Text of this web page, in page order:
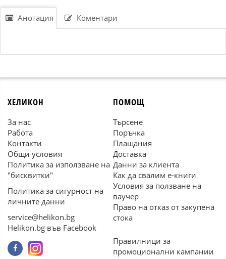
Анотация Коментари
ХЕЛИКОН
За нас
Работа
Контакти
Общи условия
Политика за използване на
"бисквитки"
Политика за сигурност на
личните данни
service@helikon.bg
Helikon.bg във Facebook
ПОМОЩ
Търсене
Поръчка
Плащания
Доставка
Данни за клиента
Как да свалим е-книги
Условия за ползване на
ваучер
Право на отказ от закупена
стока
Правилници за
промоционални кампании